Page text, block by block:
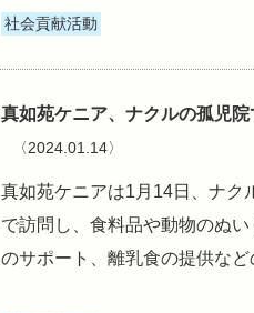
社会貢献活動
真如苑ケニア、ナクルの孤児
〈2024.01.14〉
真如苑ケニアは1月14日、ナク
で訪問し、食料品や動物のぬ
のサポート、離乳食の提供など